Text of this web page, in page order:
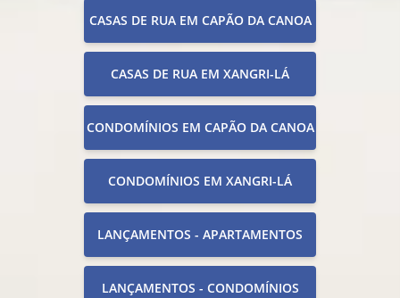
CASAS DE RUA EM CAPÃO DA CANOA
CASAS DE RUA EM XANGRI-LÁ
CONDOMÍNIOS EM CAPÃO DA CANOA
CONDOMÍNIOS EM XANGRI-LÁ
LANÇAMENTOS - APARTAMENTOS
LANÇAMENTOS - CONDOMÍNIOS